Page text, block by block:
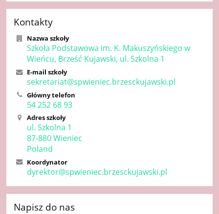
Kontakty
Nazwa szkoły
Szkoła Podstawowa im. K. Makuszyńskiego w
Wieńcu, Brześć Kujawski, ul. Szkolna 1
E-mail szkoły
sekretariat@spwieniec.brzesckujawski.pl
Główny telefon
54 252 68 93
Adres szkoły
ul. Szkolna 1
87-880 Wieniec
Poland
Koordynator
dyrektor@spwieniec.brzesckujawski.pl
Napisz do nas